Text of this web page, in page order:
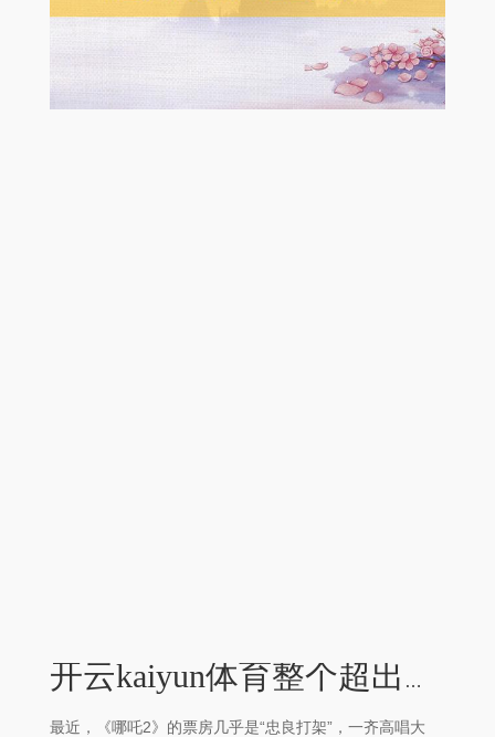
开云kaiyun体育整个超出了我的预期！” 我个东说念主以为-外围足球软件APP
最近，《哪吒2》的票房几乎是“忠良打架”，一齐高唱大